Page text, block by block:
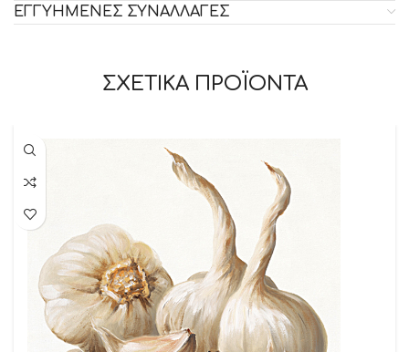
ΕΓΓΥΗΜΕΝΕΣ ΣΥΝΑΛΛΑΓΕΣ
ΣΧΕΤΙΚΑ ΠΡΟΪΟΝΤΑ